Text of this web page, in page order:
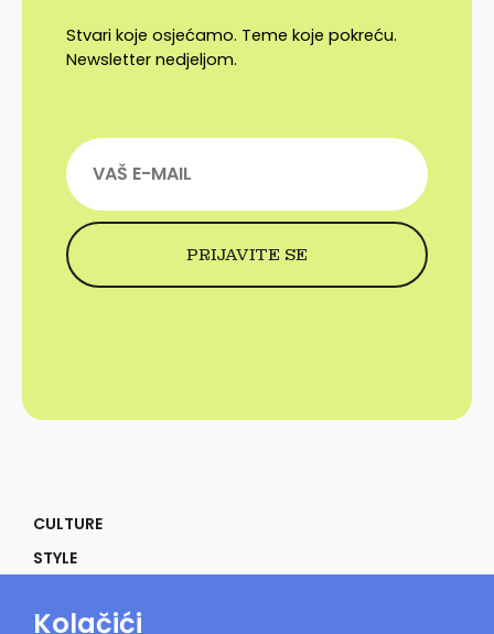
Stvari koje osjećamo. Teme koje pokreću.
Newsletter nedjeljom.
CULTURE
STYLE
POWER
Kolačići